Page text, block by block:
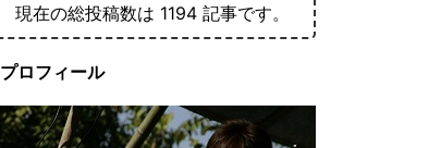
現在の総投稿数は 1194 記事です。
プロフィール